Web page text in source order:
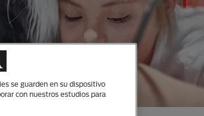
se guarden en su dispositivo
con nuestros estudios para